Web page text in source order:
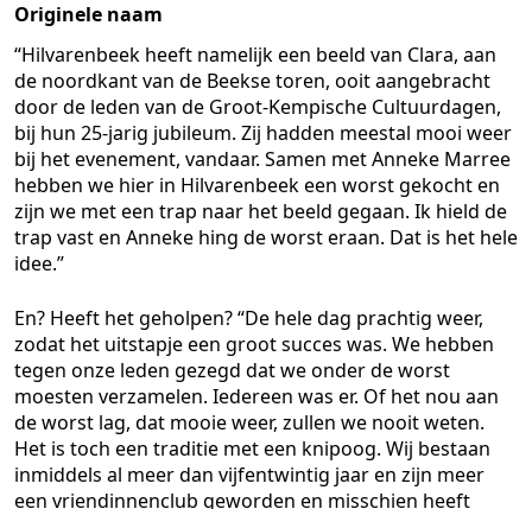
Originele naam
“Hilvarenbeek heeft namelijk een beeld van Clara, aan
de noordkant van de Beekse toren, ooit aangebracht
door de leden van de Groot-Kempische Cultuurdagen,
bij hun 25-jarig jubileum. Zij hadden meestal mooi weer
bij het evenement, vandaar. Samen met Anneke Marree
hebben we hier in Hilvarenbeek een worst gekocht en
zijn we met een trap naar het beeld gegaan. Ik hield de
trap vast en Anneke hing de worst eraan. Dat is het hele
idee.”
En? Heeft het geholpen? “De hele dag prachtig weer,
zodat het uitstapje een groot succes was. We hebben
tegen onze leden gezegd dat we onder de worst
moesten verzamelen. Iedereen was er. Of het nou aan
de worst lag, dat mooie weer, zullen we nooit weten.
Het is toch een traditie met een knipoog. Wij bestaan
inmiddels al meer dan vijfentwintig jaar en zijn meer
een vriendinnenclub geworden en misschien heeft